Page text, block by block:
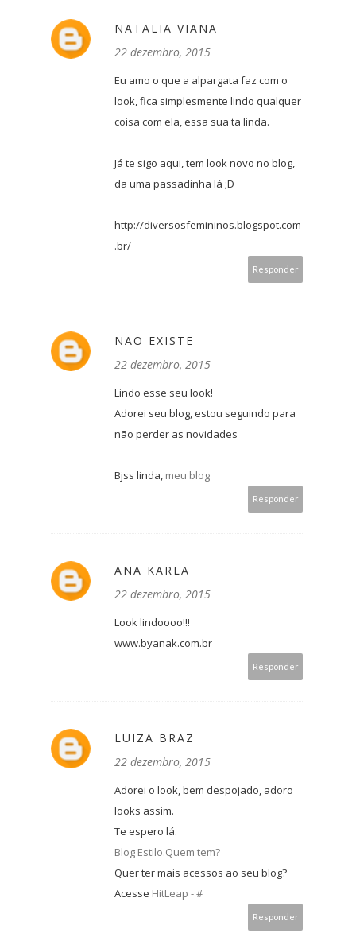
NATALIA VIANA
22 dezembro, 2015
Eu amo o que a alpargata faz com o
look, fica simplesmente lindo qualquer
coisa com ela, essa sua ta linda.
Já te sigo aqui, tem look novo no blog,
da uma passadinha lá ;D
http://diversosfemininos.blogspot.com
.br/
Responder
NÃO EXISTE
22 dezembro, 2015
Lindo esse seu look!
Adorei seu blog, estou seguindo para
não perder as novidades
Bjss linda, meu blog
Responder
ANA KARLA
22 dezembro, 2015
Look lindoooo!!!
www.byanak.com.br
Responder
LUIZA BRAZ
22 dezembro, 2015
Adorei o look, bem despojado, adoro
looks assim.
Te espero lá.
Blog Estilo.Quem tem?
Quer ter mais acessos ao seu blog?
Acesse HitLeap - #
Responder